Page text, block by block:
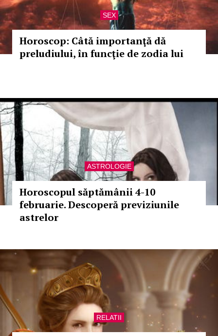
SEX
Horoscop: Câtă importanţă dă
preludiului, în funcţie de zodia lui
ASTROLOGIE
Horoscopul săptămânii 4-10
februarie. Descoperă previziunile
astrelor
RELATII